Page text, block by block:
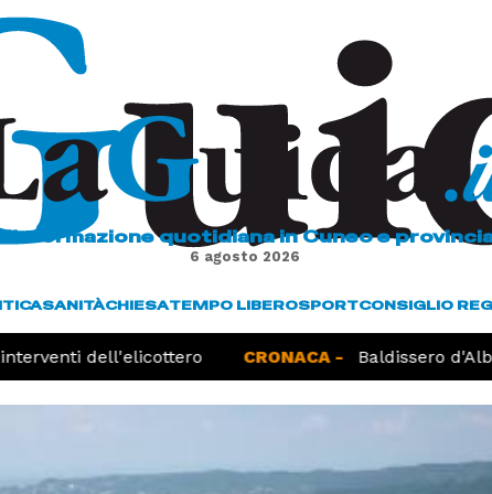
L'informazione quotidiana in Cuneo e
6 agosto 2026
SANITÀCHIESATEMPO LIBEROSPORTCONSIGLIO
dell'elicottero CRONACA - Baldissero